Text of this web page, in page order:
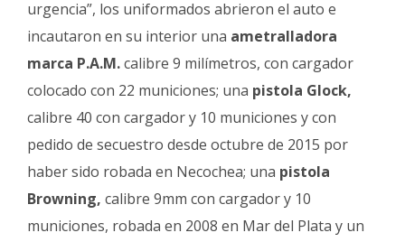
urgencia”, los uniformados abrieron el auto e
incautaron en su interior una ametralladora
marca P.A.M.calibre 9 milímetros, con cargador
colocado con 22 municiones; una pistola Glock,
calibre 40 con cargador y 10 municiones y con
pedido de secuestro desde octubre de 2015 por
haber sido robada en Necochea; una pistola
Browning, calibre 9mm con cargador y 10
municiones, robada en 2008 en Mar del Plata y un